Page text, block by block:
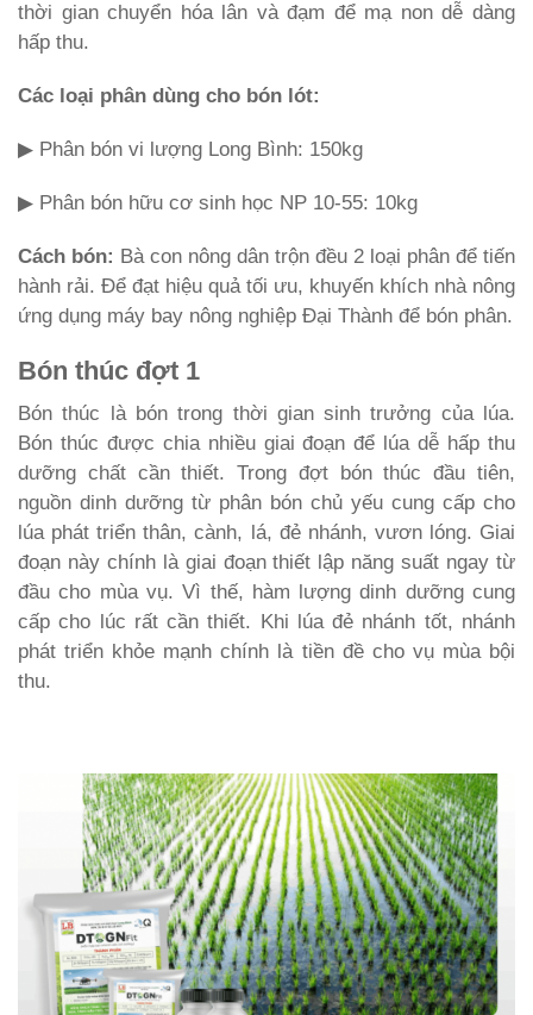
thời gian chuyển hóa lân và đạm để mạ non dễ dàng
hấp thu.
Các loại phân dùng cho bón lót:
▶ Phân bón vi lượng Long Bình: 150kg
▶ Phân bón hữu cơ sinh học NP 10-55: 10kg
Cách bón: Bà con nông dân trộn đều 2 loại phân để tiến
hành rải. Để đạt hiệu quả tối ưu, khuyến khích nhà nông
ứng dụng máy bay nông nghiệp Đại Thành để bón phân.
Bón thúc đợt 1
Bón thúc là bón trong thời gian sinh trưởng của lúa.
Bón thúc được chia nhiều giai đoạn để lúa dễ hấp thu
dưỡng chất cần thiết. Trong đợt bón thúc đầu tiên,
nguồn dinh dưỡng từ phân bón chủ yếu cung cấp cho
lúa phát triển thân, cành, lá, đẻ nhánh, vươn lóng. Giai
đoạn này chính là giai đoạn thiết lập năng suất ngay từ
đầu cho mùa vụ. Vì thế, hàm lượng dinh dưỡng cung
cấp cho lúc rất cần thiết. Khi lúa đẻ nhánh tốt, nhánh
phát triển khỏe mạnh chính là tiền đề cho vụ mùa bội
thu.